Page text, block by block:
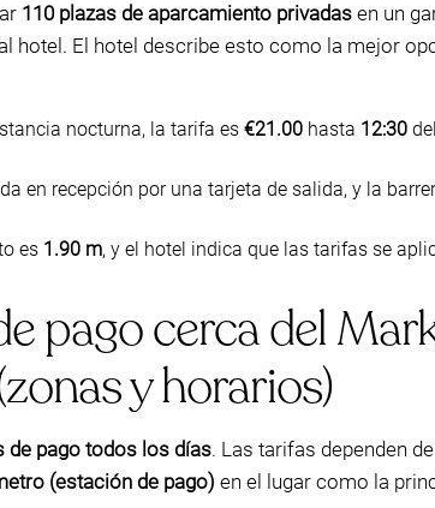
110 plazas de aparcamiento privadas en un
hotel. El hotel describe esto como la mejor
nocturna, la tarifa es €21.00 hasta 12:30
en recepción por una tarjeta de salida, y la
es 1.90 m, y el hotel indica que las tarifas se
pago cerca del
y horarios)
de pago todos los días. Las tarifas dependen
(estación de pago) en el lugar como la